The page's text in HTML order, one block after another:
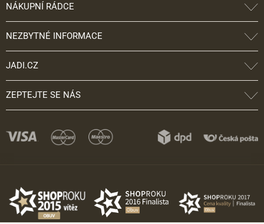
NÁKUPNÍ RÁDCE
NEZBYTNÉ INFORMACE
JADI.CZ
ZEPTEJTE SE NÁS